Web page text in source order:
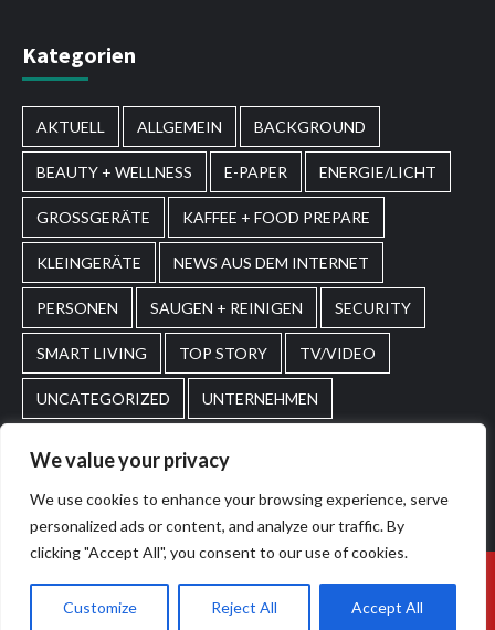
We value your privacy
We use cookies to enhance your browsing experience, serve
personalized ads or content, and analyze our traffic. By
clicking "Accept All", you consent to our use of cookies.
Customize Reject All Accept All
Kategorien
AKTUELL ALLGEMEIN BACKGROUND
BEAUTY + WELLNESS E-PAPER ENERGIE/LICHT
GROSSGERÄTE KAFFEE + FOOD PREPARE
KLEINGERÄTE NEWS AUS DEM INTERNET
PERSONEN SAUGEN + REINIGEN SECURITY
SMART LIVING TOP STORY TV/VIDEO
UNCATEGORIZED UNTERNEHMEN
Home Impressum AGBs
© 2026. POS Media GmbH. All rights reserved.|
CoverNewsby AF themes.